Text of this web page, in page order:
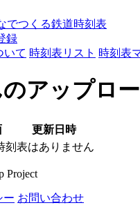
でつくる鉄道時刻表
録
いて 時刻表リスト 時刻表
アップロ
更新日時
刻表はありません
Project
ー お問い合わせ